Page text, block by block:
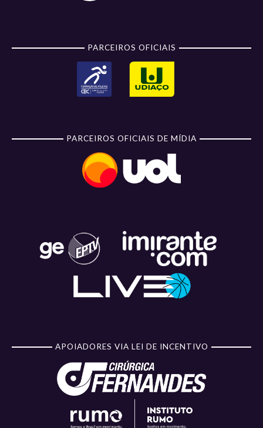
PARCEIROS OFICIAIS
PARCEIROS OFICIAIS DE MÍDIA
APOIADORES VIA LEI DE INCENTIVO